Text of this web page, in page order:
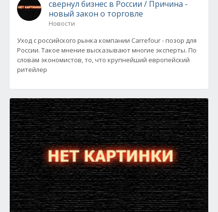
свернул бизнес в России / Причина -
новый закон о торговле
Новости
Уход с российского рынка компании Carrefour - позор для
России. Такое мнение высказывают многие эксперты. По
словам экономистов, то, что крупнейший европейский
ритейлер